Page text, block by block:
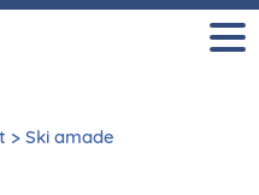
> Ski amade